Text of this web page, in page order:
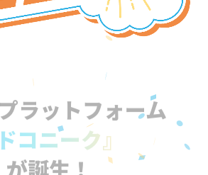
ラットフォーム
コニーク』
が誕生！